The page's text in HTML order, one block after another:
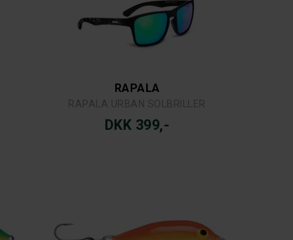
RAPALA
DKK 399,-